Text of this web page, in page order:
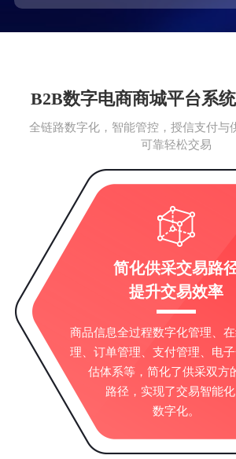
B2B数字电商商城平台系
全链路数字化，智能管控，授信支付与
可靠轻松交易
简化供采交易路
提升交易效率
商品信息全过程数字化管理、
理、订单管理、支付管理、电
估体系等，简化了供采双方
路径，实现了交易智能化
数字化。